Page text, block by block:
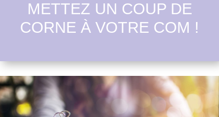
METTEZ UN COUP DE
CORNE À VOTRE COM !